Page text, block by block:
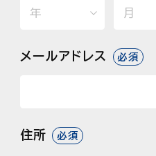
メールアドレス 必須
住所 必須